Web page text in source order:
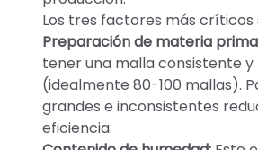
Los tres factores más críticos
Preparación de materia
tener una malla consistente y
(idealmente 80-100 mallas).
grandes e inconsistentes
eficiencia.